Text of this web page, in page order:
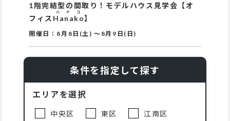
1階完結型の間取り！モデルハウス見学会【オ
フィス Hanako
ハナコ
】
開催日： 8月8日(土) ～ 8月9日(日)
条件を指定して探す
エリアを選択
中央区 東区
江南区